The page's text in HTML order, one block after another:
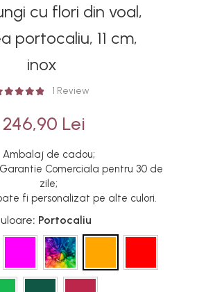
cu flori din voal,
portocaliu, 11 cm,
inox
1 Review
246,90 Lei
Ambalaj de cadou;
Comerciala pentru 30 de
zile;
fi personalizat pe alte culori.
: Portocaliu